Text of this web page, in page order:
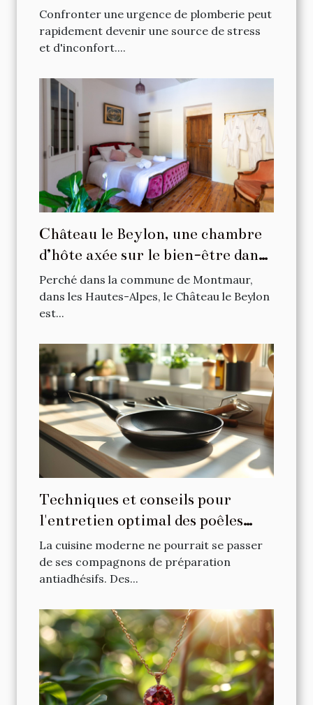
Confronter une urgence de plomberie peut
rapidement devenir une source de stress
et d'inconfort....
Château le Beylon, une chambre
d’hôte axée sur le bien-être dans
les Hautes-Alpes
Perché dans la commune de Montmaur,
dans les Hautes-Alpes, le Château le Beylon
est...
Techniques et conseils pour
l'entretien optimal des poêles
antiadhésives
La cuisine moderne ne pourrait se passer
de ses compagnons de préparation
antiadhésifs. Des...